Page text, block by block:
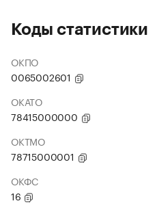
Коды статистики
ОКПО
0065002601
ОКАТО
78415000000
ОКТМО
78715000001
ОКФС
16